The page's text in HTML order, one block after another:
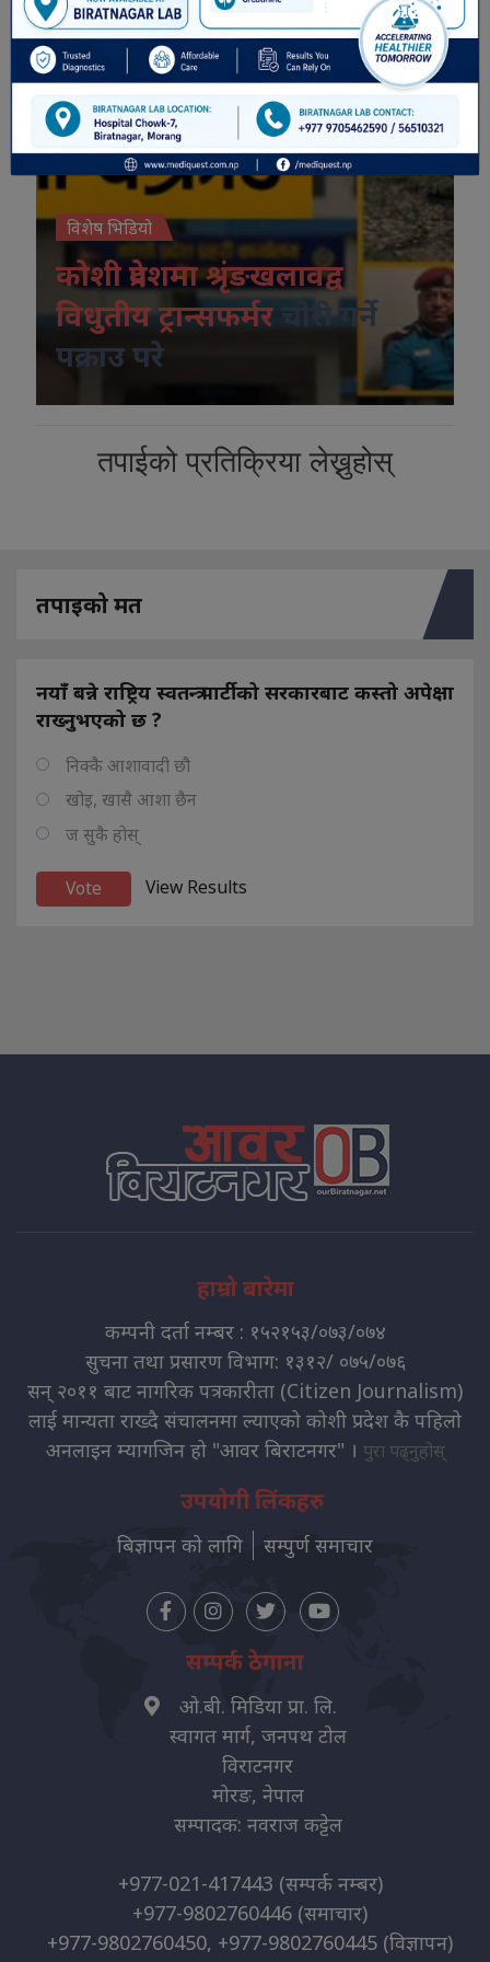
विशेष भिडियो
कोशी प्रदेशमा श्रृंङखलावद्व
विधुतीय ट्रान्सफर्मर
चोरी गर्ने
पक्राउ परे
तपाईको प्रतिक्रिया लेख्नुहोस्
तपाइको मत
नयाँ बन्ने राष्ट्रिय स्वतन्त्र पार्टीको सरकारबाट कस्तो अपेक्षा
राख्नुभएको छ ?
निक्कै आशावादी छौ
खोइ, खासै आशा छैन
ज सुकै होस्
View Results
हाम्रो बारेमा
कम्पनी दर्ता नम्बर : १५२१५३/०७३/०७४
सुचना तथा प्रसारण विभाग: १३१२/ ०७५/०७६
सन् २०११ बाट नागरिक पत्रकारीता (Citizen Journalism)
लाई मान्यता राख्दै संचालनमा ल्याएको कोशी प्रदेश कै पहिलो
अनलाइन म्यागजिन हो "आवर बिराटनगर" । पुरा पढ्नुहोस्
उपयोगी लिंकहरु
बिज्ञापन को लागि सम्पुर्ण समाचार
सम्पर्क ठेगाना
ओ.बी. मिडिया प्रा. लि.
स्वागत मार्ग, जनपथ टोल
विराटनगर
मोरङ, नेपाल
सम्पादक: नवराज कट्टेल
+977-021-417443 (सम्पर्क नम्बर)
+977-9802760446 (समाचार)
+977-9802760450, +977-9802760445 (विज्ञापन)